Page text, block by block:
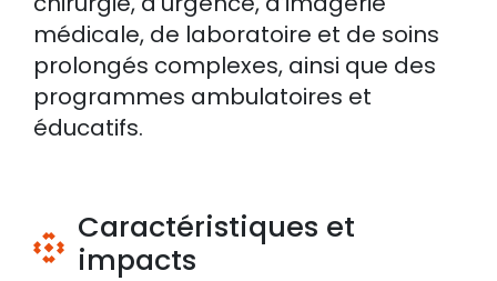
médicale, de laboratoire et de soins
prolongés complexes, ainsi que des
programmes ambulatoires et
éducatifs.
Caractéristiques et
impacts